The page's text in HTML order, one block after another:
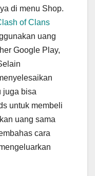
di menu Shop.
of Clans
uang
Google Play,
juga bisa
untuk membeli
uang sama
cara